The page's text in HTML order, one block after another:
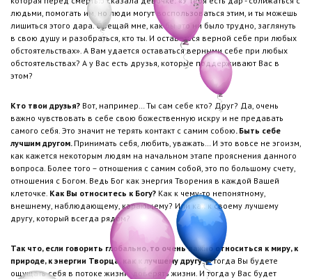
людьми, помогать им, но люди могут воспользоваться этим, и ты можешь
лишиться этого дара. Обещай мне, как бы это ни было трудно, заглянуть
в свою душу и разобраться, кто ты. И оставаться верной себе при любых
обстоятельствах». А Вам удается оставаться верными себе при любых
обстоятельствах? А у Вас есть друзья, которые поддерживают Вас в
этом?
Кто твои друзья? Вот, например… Ты сам себе кто? Друг? Да, очень
важно чувствовать в себе свою божественную искру и не предавать
самого себя. Это значит не терять контакт с самим собою. Быть себе
лучшим другом. Принимать себя, любить, уважать… И это вовсе не эгоизм,
как кажется некоторым людям на начальном этапе прояснения данного
вопроса. Более того – отношения с самим собой, это по большому счету,
отношения с Богом. Ведь Бог как энергия Творения в каждой Вашей
клеточке. Как Вы относитесь к Богу? Как к чему-то непонятному,
внешнему, наблюдающему, карающему? Или как к своему лучшему
другу, который всегда рядом?
Так что, если говорить глобально, то очень важно относиться к миру, к
природе, к энергии Творца, как к лучшему другу.И тогда Вы будете
ощущать себя в потоке жизни, доверять жизни. И тогда у Вас будет